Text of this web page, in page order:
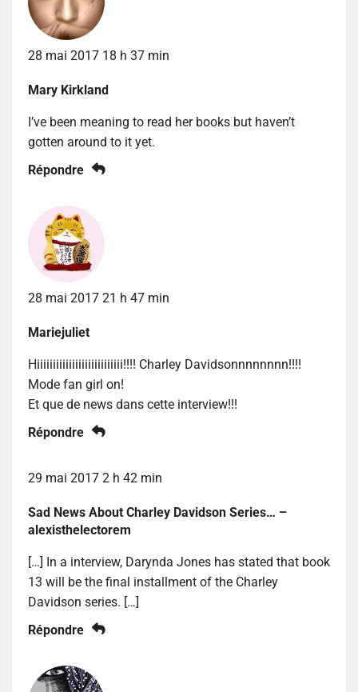
28 mai 2017 18 h 37 min
Mary Kirkland
I’ve been meaning to read her books but haven’t
gotten around to it yet.
Répondre
28 mai 2017 21 h 47 min
Mariejuliet
Hiiiiiiiiiiiiiiiiiiiiiiiiiii!!!! Charley Davidsonnnnnnnn!!!!
Mode fan girl on!
Et que de news dans cette interview!!!
Répondre
29 mai 2017 2 h 42 min
Sad News About Charley Davidson Series… –
alexisthelectorem
[…] In a interview, Darynda Jones has stated that book
13 will be the final installment of the Charley
Davidson series. […]
Répondre